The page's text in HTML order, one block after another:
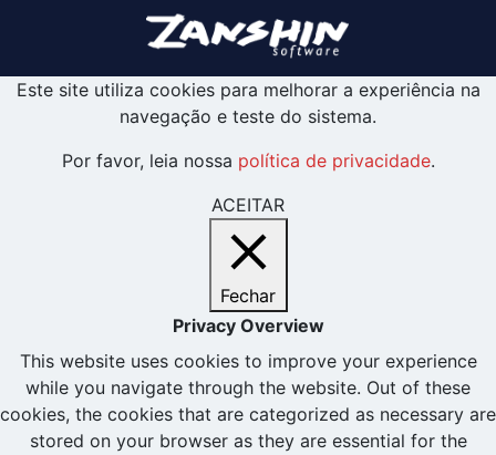
Este site utiliza cookies para melhorar a experiência na
navegação e teste do sistema.
Por favor, leia nossa política de privacidade.
ACEITAR
Fechar
Privacy Overview
This website uses cookies to improve your experience
while you navigate through the website. Out of these
cookies, the cookies that are categorized as necessary are
stored on your browser as they are essential for the